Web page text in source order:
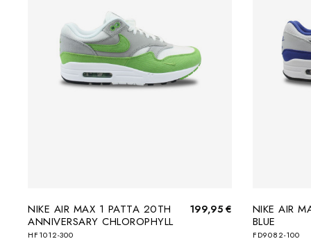
NIKE AIR MAX 1 PATTA 20TH
ANNIVERSARY CHLOROPHYLL
HF1012-300
199,95 €
NIKE AIR
BLUE
FD9082-100